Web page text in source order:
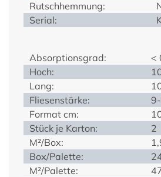
Rutschhemmung:
Serial:
Absorptionsgrad:
<
Hoch:
Lang:
Fliesenstärke:
Format cm:
Stück je Karton:
2
M²/Box:
Box/Palette:
M²/Palette: